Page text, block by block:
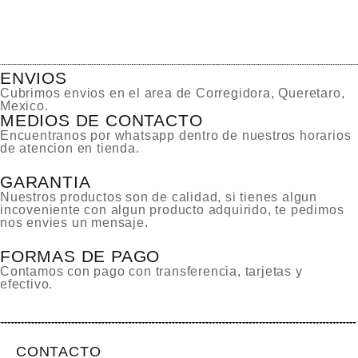
ENVIOS
Cubrimos envios en el area de Corregidora, Queretaro,
Mexico.
MEDIOS DE CONTACTO
Encuentranos por whatsapp dentro de nuestros horarios
de atencion en tienda.
GARANTIA
Nuestros productos son de calidad, si tienes algun
incoveniente con algun producto adquirido, te pedimos
nos envies un mensaje.
FORMAS DE PAGO
Contamos con pago con transferencia, tarjetas y
efectivo.
CONTACTO